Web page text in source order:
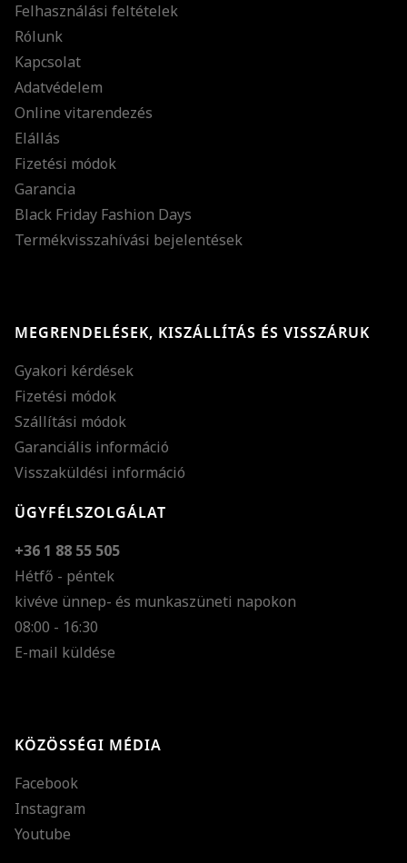
Felhasználási feltételek
Rólunk
Kapcsolat
Adatvédelem
Online vitarendezés
Elállás
Fizetési módok
Garancia
Black Friday Fashion Days
Termékvisszahívási bejelentések
MEGRENDELÉSEK, KISZÁLLÍTÁS ÉS VISSZÁRUK
Gyakori kérdések
Fizetési módok
Szállítási módok
Garanciális információ
Visszaküldési információ
ÜGYFÉLSZOLGÁLAT
+36 1 88 55 505
Hétfő - péntek
kivéve ünnep- és munkaszüneti napokon
08:00 - 16:30
E-mail küldése
KÖZÖSSÉGI MÉDIA
Facebook
Instagram
Youtube